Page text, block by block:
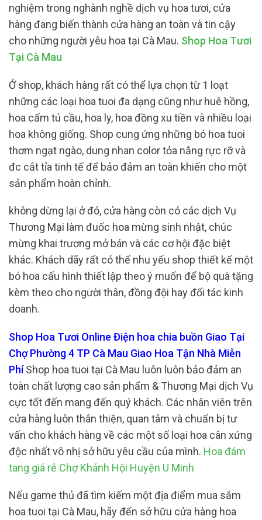
nghiệm trong nghành nghề dịch vụ hoa tươi, cửa
hàng đang biến thành cửa hàng an toàn và tin cậy
cho những người yêu hoa tại Cà Mau. Shop Hoa Tươi
Tại Cà Mau
Ở shop, khách hàng rất có thể lựa chọn từ 1 loạt
những các loại hoa tuoi đa dạng cũng như huê hồng,
hoa cẩm tú cầu, hoa ly, hoa đồng xu tiền và nhiều loại
hoa không giống. Shop cung ứng những bó hoa tuoi
thơm ngạt ngào, dung nhan color tỏa nắng rực rỡ và
đc cắt tỉa tinh tế để bảo đảm an toàn khiến cho một
sản phẩm hoàn chỉnh.
không dừng lại ở đó, cửa hàng còn có các dịch Vụ
Thương Mại làm đuốc hoa mừng sinh nhật, chúc
mừng khai trương mở bán và các cơ hội đặc biệt
khác. Khách dãy rất có thể nhu yếu shop thiết kế một
bó hoa cấu hình thiết lập theo ý muốn để bộ quà tặng
kèm theo cho người thân, đồng đội hay đối tác kinh
doanh.
Shop Hoa Tươi Online Điện hoa chia buồn Giao Tại
Chợ Phường 4 TP Cà Mau Giao Hoa Tận Nhà Miễn
PhíShop hoa tuoi tại Cà Mau luôn luôn bảo đảm an
toàn chất lượng cao sản phẩm & Thương Mại dịch Vụ
cực tốt đến mang đến quý khách. Các nhân viên trên
cửa hàng luôn thân thiện, quan tâm và chuẩn bị tư
vấn cho khách hàng về các một số loại hoa cân xứng
độc nhất vô nhị sở hữu yêu cầu của mình. Hoa đám
tang giá rẻ Chợ Khánh Hội Huyện U Minh
Nếu game thủ đã tìm kiếm một địa điểm mua sắm
hoa tuoi tại Cà Mau, hãy đến sở hữu cửa hàng hoa